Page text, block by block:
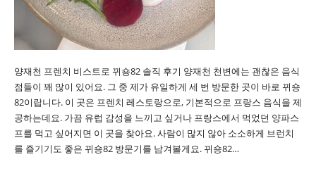
양재천 프렌치 비스트로 뀌숑82 솔직 후기 양재천 천변에는 괜찮은 음식
점들이 꽤 많이 있어요. 그 중 제가 유일하게 세 번 방문한 곳이 바로 뀌숑
82이랍니다. 이 곳은 프렌치 레스토랑으로, 기본적으로 프랑스 음식을 제
공하는데요. 가끔 유럽 감성을 느끼고 싶거나 프랑스에서 먹었던 양파스
프를 먹고 싶어지면 이 곳을 찾아요. 사람이 많지 않아 소소하게 브런치
를 즐기기도 좋은 뀌숑82 방문기를 남겨볼게요. 뀌숑82…